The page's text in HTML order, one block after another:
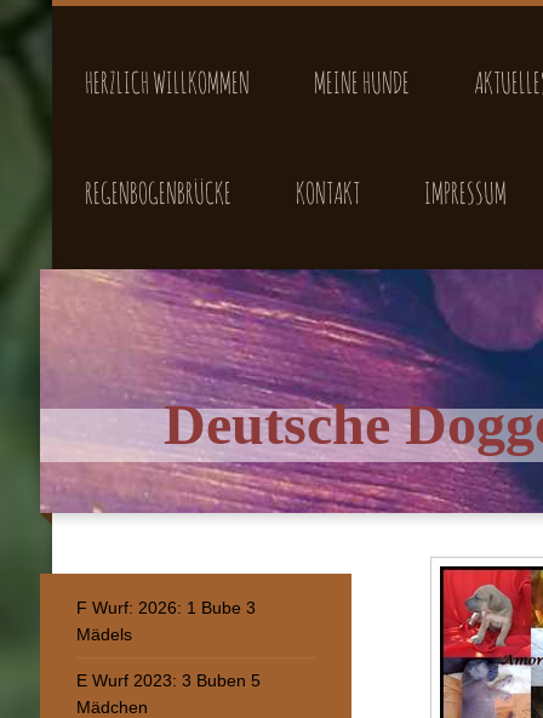
HERZLICH WILLKOMMEN MEINE HUNDE
REGENBOGENBRÜCKE KONTAKT IMPRESSUM
Deutsche
F Wurf: 2026: 1 Bube 3
Mädels
E Wurf 2023: 3 Buben 5
Mädchen